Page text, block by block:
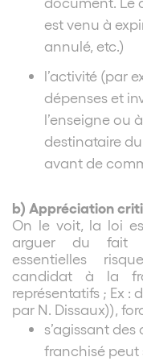
est venu à
annulé, etc.)
l’activité (par
dépenses et
l’enseigne ou
destinataire
avant de
b) Appréciation
On le voit, la loi
arguer du fait
essentielles
candidat à la
représentatifs ; Ex :
par N. Dissaux)),
s’agissant
franchisé peut